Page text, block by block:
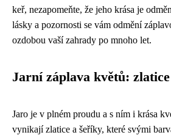
keř, nezapomeňte, že jeho krása je
lásky a pozornosti se vám odmění
ozdobou vaší zahrady po mnoho let.
Jarní záplava květů:
Jaro je v plném proudu a s ním i krása
vynikají zlatice a šeříky, které svými